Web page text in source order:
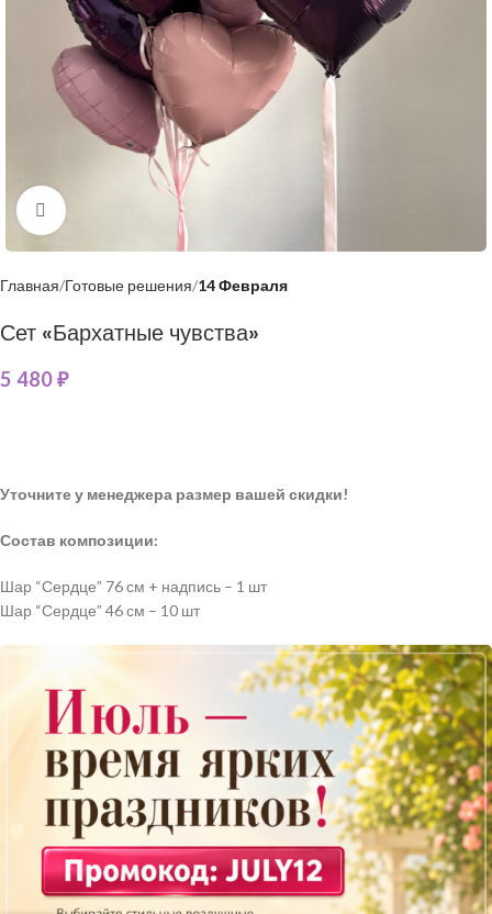
Нажмите, чтобы увеличить
Главная Готовые решения 14 Февраля
Сет «Бархатные чувства»
5 480₽
Уточните у менеджера размер вашей скидки!
Состав композиции:
Шар “Сердце” 76 см + надпись – 1 шт
Шар “Сердце” 46 см – 10 шт